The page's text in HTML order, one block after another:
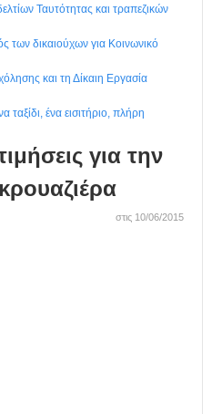
Ταυτότητας και τραπεζικών
των δικαιούχων για Κοινωνικό
και τη Δίκαιη Εργασία
ένα εισιτήριο, πλήρη
για την
στις 10/06/2015